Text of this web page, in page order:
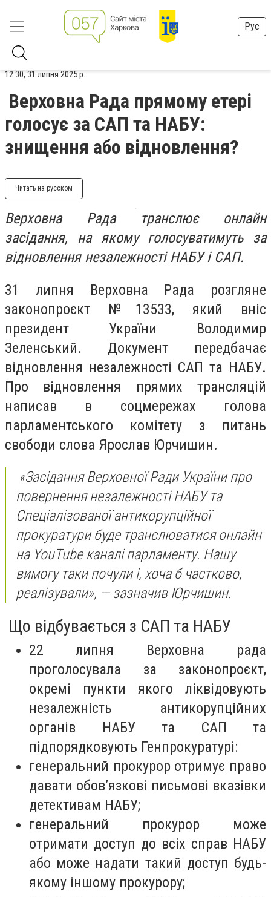
Рус
12:30, 31 липня 2025 р.
Верховна Рада прямому етері
голосує за САП та НАБУ:
знищення або відновлення?
Читать на русском
Верховна Рада транслює онлайн
засідання, на якому голосуватимуть за
відновлення незалежності НАБУ і САП.
31 липня Верховна Рада розгляне
законопроєкт №13533, який вніс
президент України Володимир
Зеленський. Документ передбачає
відновлення незалежності САП та НАБУ.
Про відновлення прямих трансляцій
написав в соцмережах голова
парламентського комітету з питань
свободи слова Ярослав Юрчишин.
«Засідання Верховної Ради України про
повернення незалежності НАБУ та
Спеціалізованої антикорупційної
прокуратури буде транслюватися онлайн
на YouTube каналі парламенту. Нашу
вимогу таки почули і, хоча б частково,
реалізували», — зазначив Юрчишин.
Що відбувається з САП та НАБУ
22 липня Верховна рада
проголосувала за законопроєкт,
окремі пункти якого ліквідовують
незалежність антикорупційних
органів НАБУ та САП та
підпорядковують Генпрокуратурі:
генеральний прокурор отримує право
давати обов’язкові письмові вказівки
детективам НАБУ;
генеральний прокурор може
отримати доступ до всіх справ НАБУ
або може надати такий доступ будь-
якому іншому прокурору;